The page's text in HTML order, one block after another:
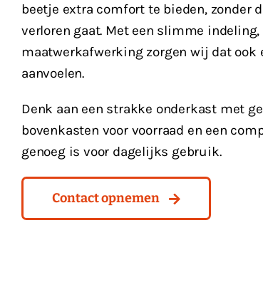
beetje extra comfort te bieden, zonder
verloren gaat. Met een slimme
maatwerkafwerking zorgen wij dat ook
aanvoelen.
Denk aan een strakke onderkast met
bovenkasten voor voorraad en een
genoeg is voor dagelijks gebruik.
Contact opnemen